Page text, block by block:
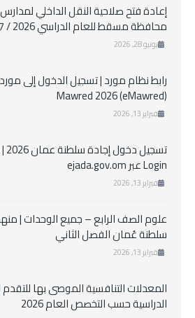
إعادة فتح صلاحية النقل الداخلي لمدارس
محافظة مسقط للعام الدراسي 2026 / 2027
يونيو 28, 2026
رابط نظام مورد | تسجيل الدخول إلى مورد
Mawred 2026 (eMawred)
فبراير 13, 2026
Login عبر ejada.gov.om
فبراير 13, 2026
علوم الصف الرابع – جميع الوحدات |
سلطنة عُمان الفصل الثاني
فبراير 13, 2026
المعدلات التنافسية الموصى بها للتقدم
الدراسية حسب التخصص العام 2026